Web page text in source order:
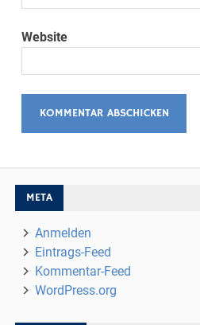
Website
META
Anmelden
Eintrags-Feed
Kommentar-Feed
WordPress.org